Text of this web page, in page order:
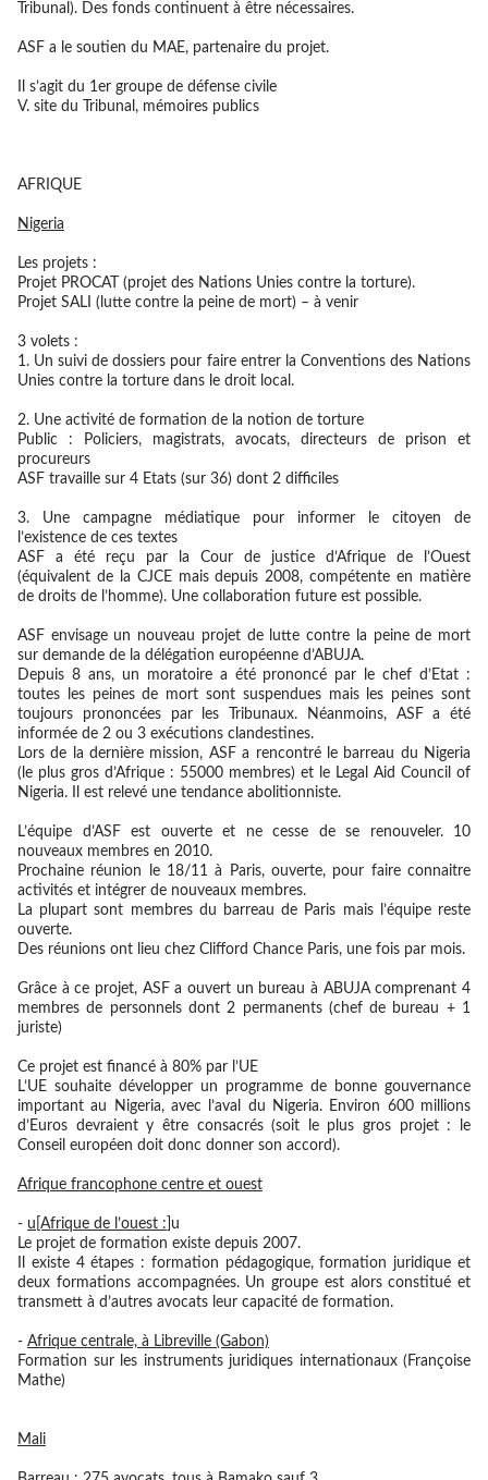
Tribunal). Des fonds continuent à être nécessaires.
ASF a le soutien du MAE, partenaire du projet.
Il s’agit du 1er groupe de défense civile
V. site du Tribunal, mémoires publics
AFRIQUE
Nigeria
Les projets :
Projet PROCAT (projet des Nations Unies contre la torture).
Projet SALI (lutte contre la peine de mort) – à venir
3 volets :
1. Un suivi de dossiers pour faire entrer la Conventions des Nations
Unies contre la torture dans le droit local.
2. Une activité de formation de la notion de torture
Public : Policiers, magistrats, avocats, directeurs de prison et
procureurs
ASF travaille sur 4 Etats (sur 36) dont 2 difficiles
3. Une campagne médiatique pour informer le citoyen de
l’existence de ces textes
ASF a été reçu par la Cour de justice d’Afrique de l’Ouest
(équivalent de la CJCE mais depuis 2008, compétente en matière
de droits de l’homme). Une collaboration future est possible.
ASF envisage un nouveau projet de lutte contre la peine de mort
sur demande de la délégation européenne d’ABUJA.
Depuis 8 ans, un moratoire a été prononcé par le chef d’Etat :
toutes les peines de mort sont suspendues mais les peines sont
toujours prononcées par les Tribunaux. Néanmoins, ASF a été
informée de 2 ou 3 exécutions clandestines.
Lors de la dernière mission, ASF a rencontré le barreau du Nigeria
(le plus gros d’Afrique : 55000 membres) et le Legal Aid Council of
Nigeria. Il est relevé une tendance abolitionniste.
L’équipe d’ASF est ouverte et ne cesse de se renouveler. 10
nouveaux membres en 2010.
Prochaine réunion le 18/11 à Paris, ouverte, pour faire connaitre
activités et intégrer de nouveaux membres.
La plupart sont membres du barreau de Paris mais l’équipe reste
ouverte.
Des réunions ont lieu chez Clifford Chance Paris, une fois par mois.
Grâce à ce projet, ASF a ouvert un bureau à ABUJA comprenant 4
membres de personnels dont 2 permanents (chef de bureau + 1
juriste)
Ce projet est financé à 80% par l’UE
L’UE souhaite développer un programme de bonne gouvernance
important au Nigeria, avec l’aval du Nigeria. Environ 600 millions
d’Euros devraient y être consacrés (soit le plus gros projet : le
Conseil européen doit donc donner son accord).
Afrique francophone centre et ouest
- u[Afrique de l’ouest : ]u
Le projet de formation existe depuis 2007.
Il existe 4 étapes : formation pédagogique, formation juridique et
deux formations accompagnées. Un groupe est alors constitué et
transmett à d’autres avocats leur capacité de formation.
- Afrique centrale, à Libreville (Gabon)
Formation sur les instruments juridiques internationaux (Françoise
Mathe)
Mali